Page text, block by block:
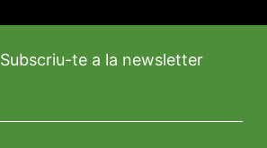
Subscriu-te a la newsletter